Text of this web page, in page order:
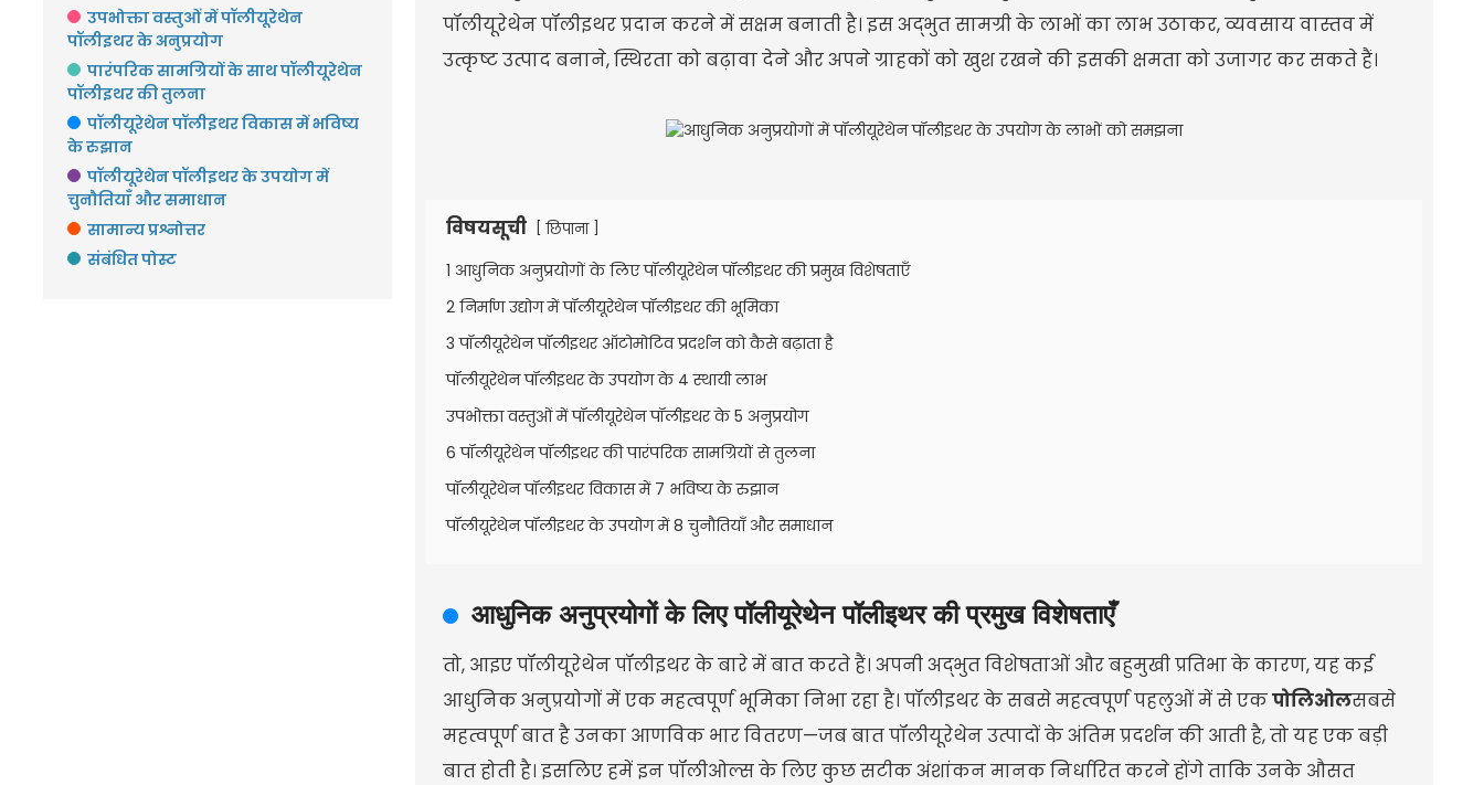
उपभोक्ता वस्तुओं में पॉलीयूरेथेन
पॉलीइथर के अनुप्रयोग
पारंपरिक सामग्रियों के साथ पॉलीयूरेथेन
पॉलीइथर की तुलना
पॉलीयूरेथेन पॉलीइथर विकास में भविष्य
के रुझान
पॉलीयूरेथेन पॉलीइथर के उपयोग में
चुनौतियाँ और समाधान
सामान्य प्रश्नोत्तर
संबंधित पोस्ट
पॉलीयूरेथेन पॉलीइथर प्रदान करने में सक्षम बनाती है। इस अद्भुत सामग्री के लाभों का लाभ उठाकर, व्यवसाय वास्तव में
उत्कृष्ट उत्पाद बनाने, स्थिरता को बढ़ावा देने और अपने ग्राहकों को खुश रखने की इसकी क्षमता को उजागर कर सकते हैं।
विषयसूची छिपाना
1 आधुनिक अनुप्रयोगों के लिए पॉलीयूरेथेन पॉलीइथर की प्रमुख विशेषताएँ
2 निर्माण उद्योग में पॉलीयूरेथेन पॉलीइथर की भूमिका
3 पॉलीयूरेथेन पॉलीइथर ऑटोमोटिव प्रदर्शन को कैसे बढ़ाता है
पॉलीयूरेथेन पॉलीइथर के उपयोग के 4 स्थायी लाभ
उपभोक्ता वस्तुओं में पॉलीयूरेथेन पॉलीइथर के 5 अनुप्रयोग
6 पॉलीयूरेथेन पॉलीइथर की पारंपरिक सामग्रियों से तुलना
पॉलीयूरेथेन पॉलीइथर विकास में 7 भविष्य के रुझान
पॉलीयूरेथेन पॉलीइथर के उपयोग में 8 चुनौतियाँ और समाधान
आधुनिक अनुप्रयोगों के लिए पॉलीयूरेथेन पॉलीइथर की प्रमुख विशेषताएँ
तो, आइए पॉलीयूरेथेन पॉलीइथर के बारे में बात करते हैं। अपनी अद्भुत विशेषताओं और बहुमुखी प्रतिभा के कारण, यह कई
आधुनिक अनुप्रयोगों में एक महत्वपूर्ण भूमिका निभा रहा है। पॉलीइथर के सबसे महत्वपूर्ण पहलुओं में से एकपोलिओलसबसे
महत्वपूर्ण बात है उनका आणविक भार वितरण—जब बात पॉलीयूरेथेन उत्पादों के अंतिम प्रदर्शन की आती है, तो यह एक बड़ी
बात होती है। इसलिए हमें इन पॉलीओल्स के लिए कुछ सटीक अंशांकन मानक निर्धारित करने होंगे ताकि उनके औसत